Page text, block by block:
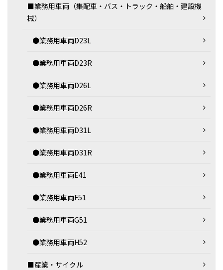
■業務用車両（集配車・バス・トラック・船舶・建設機
械）
●業務用車両D23L
●業務用車両D23R
●業務用車両D26L
●業務用車両D26R
●業務用車両D31L
●業務用車両D31R
●業務用車両E41
●業務用車両F51
●業務用車両G51
●業務用車両H52
■産業・サイクル